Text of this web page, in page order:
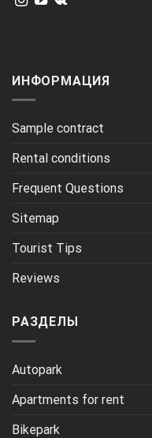
ИНФОРМАЦИЯ
Sample contract
Rental conditions
Frequent Questions
Sitemap
Tourist Tips
Reviews
РАЗДЕЛЫ
Autopark
Apartments for rent
Bikepark